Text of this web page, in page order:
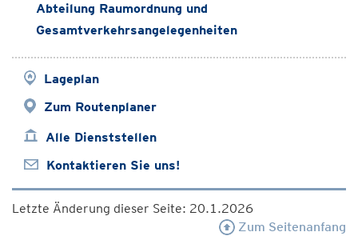
Abteilung Raumordnung und
Gesamtverkehrsangelegenheiten
Lageplan
Zum Routenplaner
Alle Dienststellen
Kontaktieren Sie uns!
Letzte Änderung dieser Seite: 20.1.2026
Zum Seitenanfang